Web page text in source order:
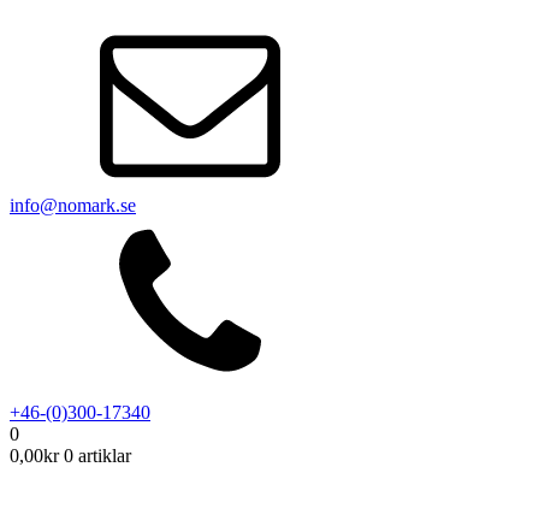
info@nomark.se
+46-(0)300-17340
0
0,00kr 0 artiklar